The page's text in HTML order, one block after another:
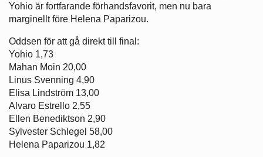
Yohio är fortfarande förhandsfavorit, men nu bara
marginellt före Helena Paparizou.
Oddsen för att gå direkt till final:
Yohio 1,73
Mahan Moin 20,00
Linus Svenning 4,90
Elisa Lindström 13,00
Alvaro Estrello 2,55
Ellen Benediktson 2,90
Sylvester Schlegel 58,00
Helena Paparizou 1,82